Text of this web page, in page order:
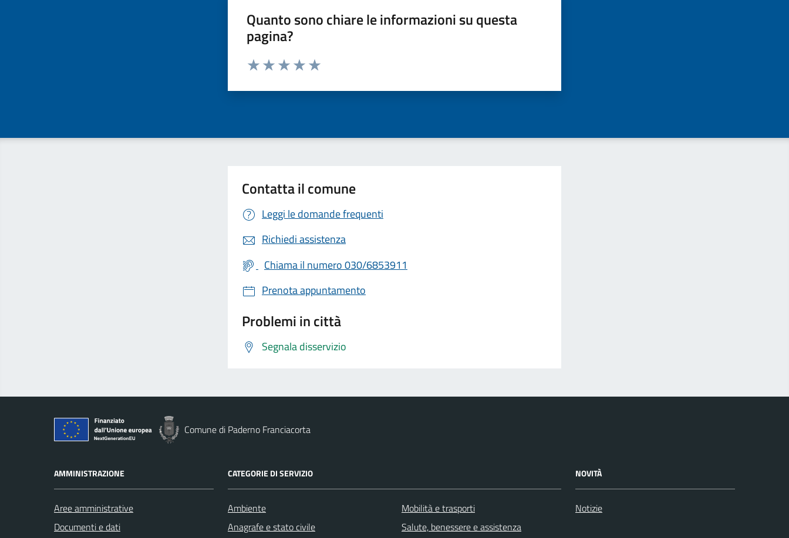
Quanto sono chiare le informazioni su questa
pagina?
Valuta da 1 a 5 stelle la pagina
Contatta il comune
Leggi le domande frequenti
Richiedi assistenza
Chiama il numero 030/6853911
Prenota appuntamento
Problemi in città
Segnala disservizio
Comune di Paderno Franciacorta
AMMINISTRAZIONE
Aree amministrative
Documenti e dati
CATEGORIE DI SERVIZIO
Ambiente
Anagrafe e stato civile
Mobilità e trasporti
Salute, benessere e assistenza
NOVITÀ
Notizie